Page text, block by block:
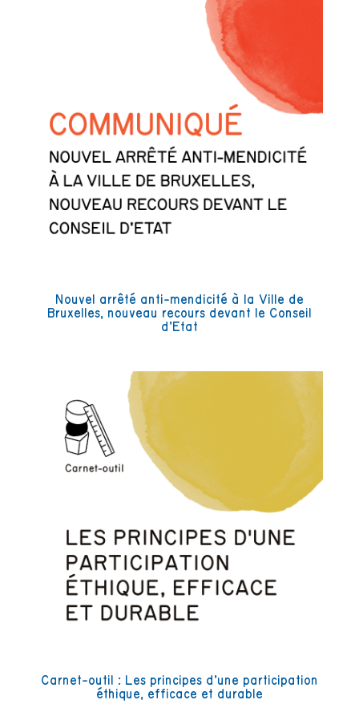
Nouvel arrêté anti-mendicité à la Ville de
Bruxelles, nouveau recours devant le Conseil
d’Etat
Carnet-outil : Les principes d’une participation
éthique, efficace et durable